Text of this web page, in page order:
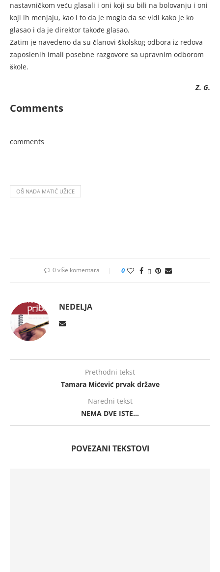
nastavničkom veću glasali i oni koji su bili na bolovanju i oni
koji ih menjaju, kao i to da je moglo da se vidi kako je ko
glasao i da je direktor takođe glasao.
Zatim je navedeno da su članovi školskog odbora iz redova
zaposlenih imali posebne razgovore sa upravnim odborom
škole.
Z. G.
Comments
comments
OŠ NADA MATIĆ UŽICE
0 više komentara 0
NEDELJA
Prethodni tekst
Tamara Mićević prvak države
Naredni tekst
NEMA DVE ISTE…
POVEZANI TEKSTOVI